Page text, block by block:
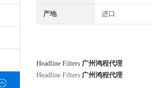
产地 进口
Headline Filters 广州鸿程代理
Headline Filters 广州鸿程代理